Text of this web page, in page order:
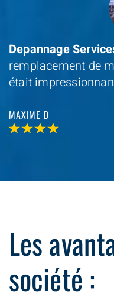
Depannage
remplacement de
était
MAXIME D
Les
société :